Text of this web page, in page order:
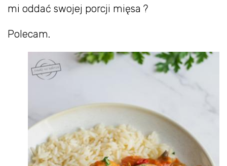
mi oddać swojej porcji mięsa ?
Polecam.